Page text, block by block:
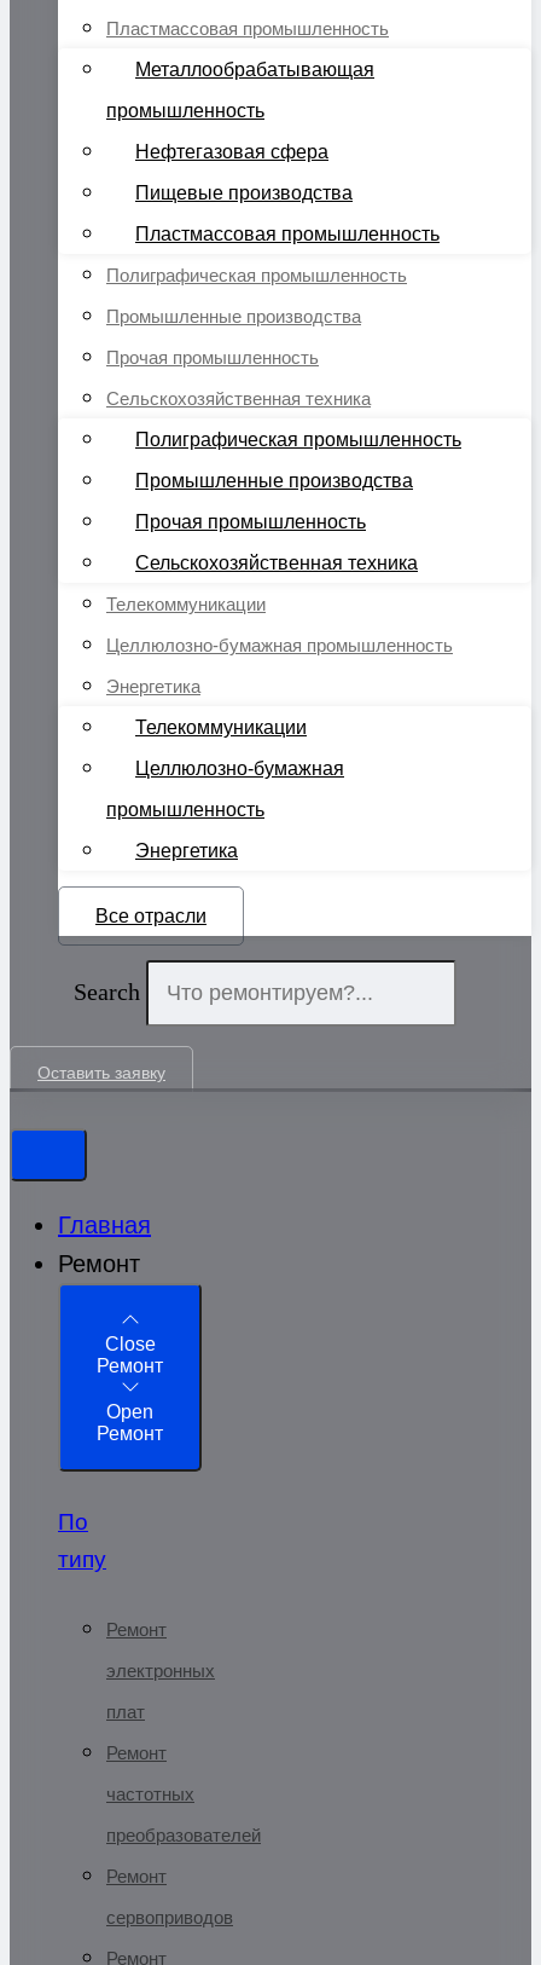
Пластмассовая промышленность
Металлообрабатывающая
промышленность
Нефтегазовая сфера
Пищевые производства
Пластмассовая промышленность
Полиграфическая промышленность
Промышленные производства
Прочая промышленность
Сельскохозяйственная техника
Полиграфическая промышленность
Промышленные производства
Прочая промышленность
Сельскохозяйственная техника
Телекоммуникации
Целлюлозно-бумажная промышленность
Энергетика
Телекоммуникации
Целлюлозно-бумажная
промышленность
Энергетика
Все отрасли
Search
Оставить заявку
Главная
Ремонт
Close
Ремонт
Open
Ремонт
По
типу
Ремонт
электронных
плат
Ремонт
частотных
преобразователей
Ремонт
сервоприводов
Ремонт